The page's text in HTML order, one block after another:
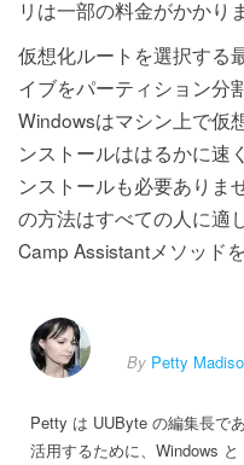
リは一部の料金がかかり
仮想化ルートを選択する
イブをパーティション分
Windowsはマシン上で仮
ンストールははるかに速
ンストールも必要ありま
の方法はすべての人に適
Camp Assistantメソッド
By Petty
Petty は UUByte の編集長で
活用するために、Windows